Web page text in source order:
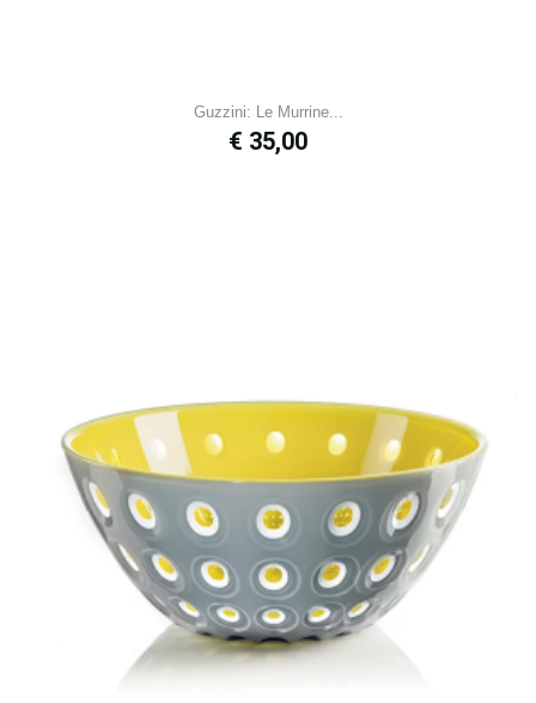
Guzzini: Le Murrine...
Prijs
€ 35,00